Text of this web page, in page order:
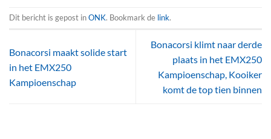
Dit bericht is gepost inONK. Bookmark de link.
Bonacorsi maakt solide start
in het EMX250
Kampioenschap
Bonacorsi klimt naar derde
plaats in het EMX250
Kampioenschap, Kooiker
komt de top tien binnen